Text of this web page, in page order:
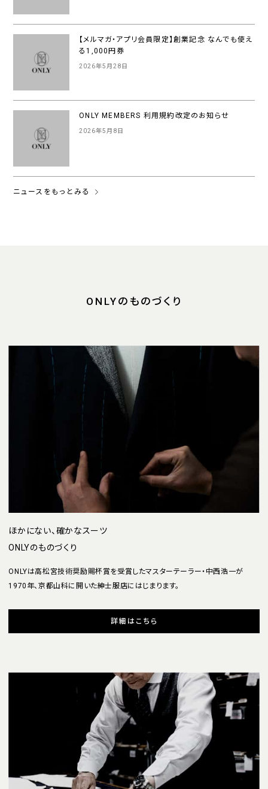
【メルマガ・アプリ会員限定】創業記念 なんでも使え
る1,000円券
2026年5月28日
ONLY MEMBERS 利用規約改定のお知らせ
2026年5月8日
ニュースをもっとみる
ONLYのものづくり
ほかにない、確かなスーツ
ONLYのものづくり
ONLYは高松宮技術奨励賜杯賞を受賞したマスターテーラー・中西浩一が
1970年、京都山科に開いた紳士服店にはじまります。
詳細はこちら